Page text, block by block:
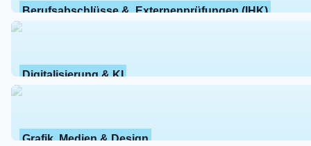
Berufsabschlüsse &  Externenprüfungen (IHK)
Digitalisierung & KI
Grafik, Medien & Design